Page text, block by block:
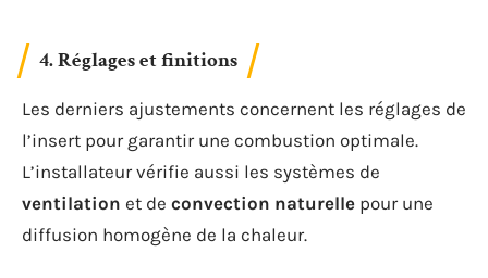
4. Réglages et finitions
Les derniers ajustements concernent les réglages de
l’insert pour garantir une combustion optimale.
L’installateur vérifie aussi les systèmes de
ventilation et de convection naturelle pour une
diffusion homogène de la chaleur.